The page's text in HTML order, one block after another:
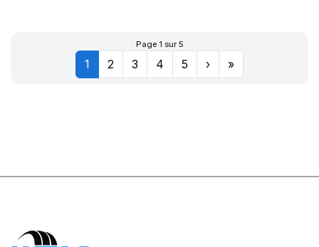
Page 1 sur 5
1 2 3 4 5 › »